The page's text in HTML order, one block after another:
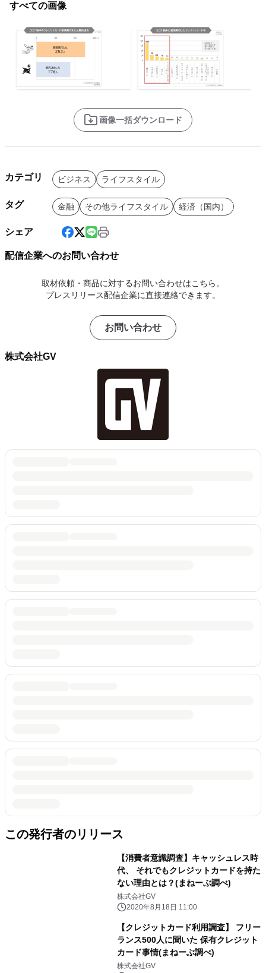
すべての画像
画像一括ダウンロード
カテゴリ ビジネス ライフスタイル
タグ 金融 その他ライフスタイル 経済（国内）
シェア
配信企業へのお問い合わせ
取材依頼・商品に対するお問い合わせはこちら。
プレスリリース配信企業に直接連絡できます。
お問い合わせ
株式会社GV
この発行者のリリース
【消費者意識調査】キャッシュレス時
代、 それでもクレジットカードを持た
ない理由とは？(まねーぶ調べ)
株式会社GV
2020年8月18日 11:00
【クレジットカード利用調査】 フリー
ランス500人に聞いた 保有クレジット
カード事情(まねーぶ調べ)
株式会社GV